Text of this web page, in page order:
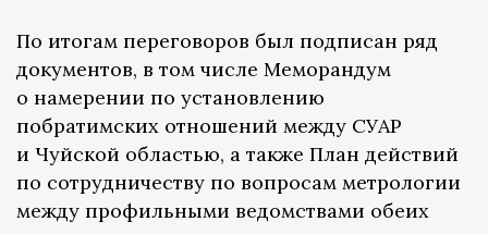
По итогам переговоров был подписан ряд
документов, в том числе Меморандум
о намерении по установлению
побратимских отношений между СУАР
и Чуйской областью, а также План действий
по сотрудничеству по вопросам метрологии
между профильными ведомствами обеих